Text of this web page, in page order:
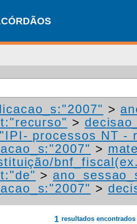
>
>
processos NT -
>
>
>
1 resultados encontrados